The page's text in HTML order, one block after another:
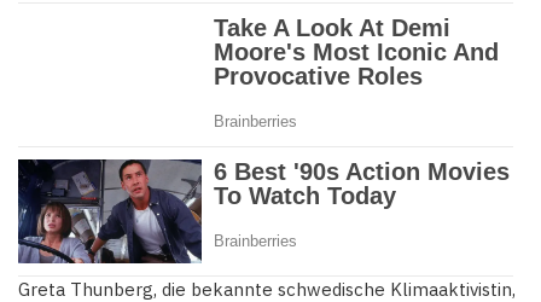
Greta Thunberg, die bekannte schwedische Klimaaktivistin,